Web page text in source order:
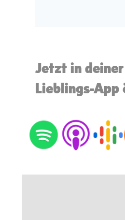
Jetzt in deiner
Lieblings-App